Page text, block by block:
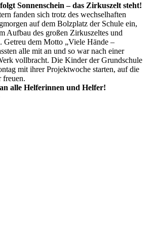
Sonnenschein – das Zirkuszelt steht!
fanden sich trotz des wechselhaften
auf dem Bolzplatz der Schule ein,
Aufbau des großen Zirkuszeltes und
Getreu dem Motto „Viele Hände –
alle mit an und so war nach einer
vollbracht. Die Kinder der Grundschule
mit ihrer Projektwoche starten, auf die
freuen.
alle Helferinnen und Helfer!